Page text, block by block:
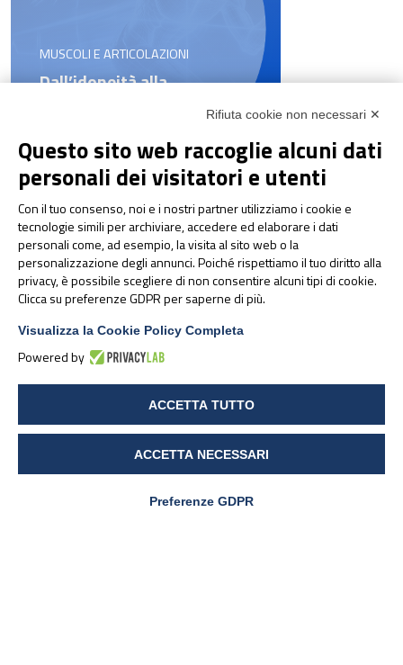
MUSCOLI E ARTICOLAZIONI
Dall’idoneità alla
congresso sulla gestione
integrata dell’atleta d’élite
Pharmanutra agli Stati
Generali della Nutrizione
Sportiva 2026
Rifiuta cookie non necessari ✕
Questo sito web raccoglie alcuni dati
personali dei visitatori e utenti
Con il tuo consenso, noi e i nostri partner utilizziamo i cookie e
tecnologie simili per archiviare, accedere ed elaborare i dati
personali come, ad esempio, la visita al sito web o la
personalizzazione degli annunci. Poiché rispettiamo il tuo diritto alla
privacy, è possibile scegliere di non consentire alcuni tipi di cookie.
Clicca su preferenze GDPR per saperne di più.
Visualizza la Cookie Policy Completa
Powered by
ACCETTA TUTTO
ACCETTA NECESSARI
Preferenze GDPR